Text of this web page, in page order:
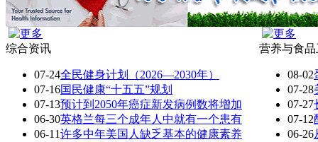
综合资讯
07-24全民健身计划（2026—2030年）
07-16国民健康“十五五”规划
07-13预计到2050年癌症新发病例数将增加
06-30英格兰每三个成年人中就有一个患有
06-11许多中年美国人缺乏基本的健康素养
营养与食
08-02
07-28
07-27
07-12
06-26